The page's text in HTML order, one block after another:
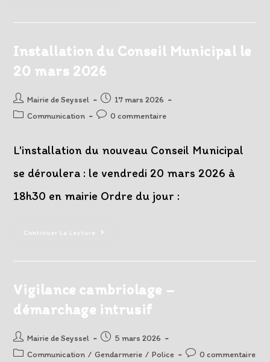
Installation du Conseil Municipal le
20 mars 2026
Auteur/autrice
de
Mairie de Seyssel
Post
published:
17 mars 2026
PostCommunication
Post0 commentaire
L'installation du nouveau Conseil Municipal
se déroulera : le vendredi 20 mars 2026 à
18h30 en mairie Ordre du jour :
Continuer La Lecture
Installation
Mars
2026
Vigilance cambriolage –
démarchage intrusif
Auteur/autrice
de
Mairie de Seyssel
Post
published:
5 mars 2026
PostCommunication / Gendarmerie / Police
Post0 commentaire